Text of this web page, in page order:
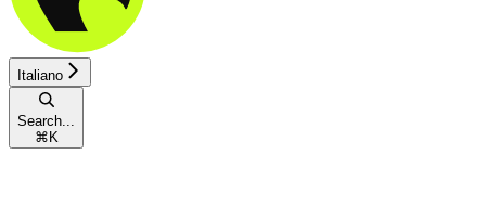
Italiano
Search...
⌘ K